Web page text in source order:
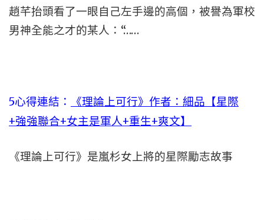
趙芊抬頭看了一眼自己左手邊的高個，被譽為軍校
男神全能之才的某人：“……
5心得連結：
《理論上可行》作者：細品【星際
+強強聯合+女主是軍人+重生+爽文】
《理論上可行》是嵐杉女上將的星際勵志故事